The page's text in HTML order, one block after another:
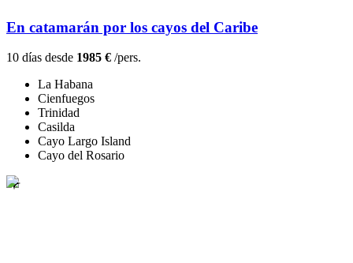
En catamarán por los cayos del Caribe
10 días desde 1985 € /pers.
La Habana
Cienfuegos
Trinidad
Casilda
Cayo Largo Island
Cayo del Rosario